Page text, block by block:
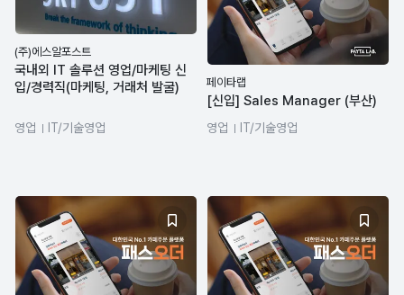
(주)에스알포스트
국내외 IT 솔루션 영업/마케팅 신
입/경력직(마케팅, 거래처 발굴)
영업 IT/기술영업
페이타랩
[신입] Sales Manager (부산)
영업 IT/기술영업